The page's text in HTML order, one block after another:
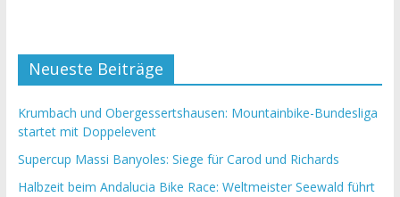
Neueste Beiträge
Krumbach und Obergessertshausen: Mountainbike-Bundesliga
startet mit Doppelevent
Supercup Massi Banyoles: Siege für Carod und Richards
Halbzeit beim Andalucia Bike Race: Weltmeister Seewald führt